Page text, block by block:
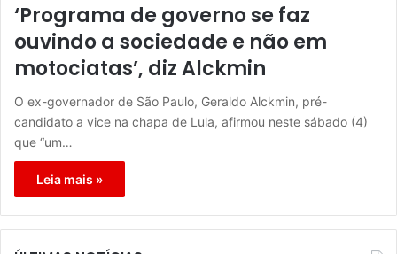
‘Programa de governo se faz
ouvindo a sociedade e não em
motociatas’, diz Alckmin
O ex-governador de São Paulo, Geraldo Alckmin, pré-
candidato a vice na chapa de Lula, afirmou neste sábado (4)
que “um…
Leia mais »